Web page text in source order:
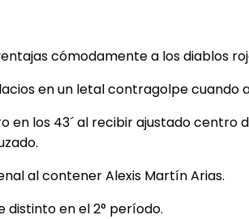
cómodamente a los diablos
en un letal contragolpe cuando
en los 43´ al recibir ajustado
al contener Alexis Martín Arias.
en el 2° período.